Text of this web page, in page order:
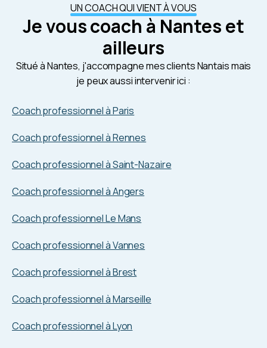
UN COACH QUI VIENT À VOUS
Je vous coach à Nantes et
ailleurs
Situé à Nantes, j'accompagne mes clients Nantais mais
je peux aussi intervenir ici :
Coach professionnel à Paris
Coach professionnel à Rennes
Coach professionnel à Saint-Nazaire
Coach professionnel à Angers
Coach professionnel Le Mans
Coach professionnel à Vannes
Coach professionnel à Brest
Coach professionnel à Marseille
Coach professionnel à Lyon